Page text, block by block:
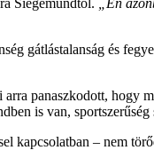
gátlástalanság és
panaszkodott, hogy
is van,
kapcsolatban – nem